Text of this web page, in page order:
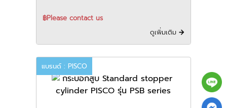
฿Please contact us
ดูเพิ่มเติม
แบรนด์ : PISCO